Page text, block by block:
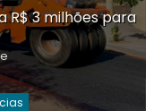
R$ 3 milhões para